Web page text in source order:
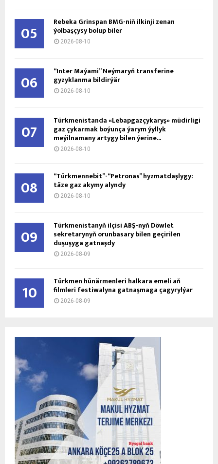
05 Rebeka Grinspan BMG-niň ilkinji zenan
ýolbaşçysy bolup biler
2026-08-10
06 “Inter Maýami” Neýmaryň transferine
gyzyklanma bildirýär
2026-08-10
07 Türkmenistanda «Lebapgazçykaryş» müdirligi
gaz çykarmak boýunça ýarym ýyllyk
meýilnamany artygy bilen ýerine...
2026-08-10
08 “Türkmennebit”-“Petronas” hyzmatdaşlygy:
täze gaz akymy alyndy
2026-08-10
09 Türkmenistanyň ilçisi ABŞ-nyň Döwlet
sekretarynyň orunbasary bilen geçirilen
duşuşyga gatnaşdy
2026-08-09
10 Türkmen hünärmenleri halkara emeli aň
filmleri festiwalyna gatnaşmaga çagyrylýar
2026-08-09